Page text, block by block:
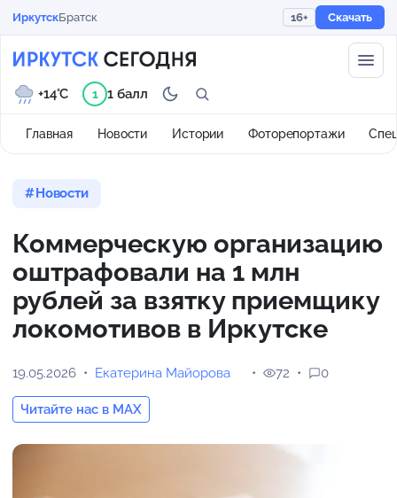
ИркутскБратск 16+ Скачать
Главная Новости Истории Фоторепортажи
+14°C 1 1 балл
Новости
Коммерческую организацию
оштрафовали на 1 млн
рублей за взятку приемщику
локомотивов в Иркутске
19.05.2026 Екатерина Майорова
Читайте нас в MAX
72 0